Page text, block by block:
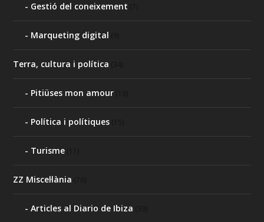
Gestió del coneixement
Marqueting digital
Terra, cultura i política
Pitiüses mon amour
Política i polítiques
Turisme
ZZ Miscel·lània
Articles al Diario de Ibiza